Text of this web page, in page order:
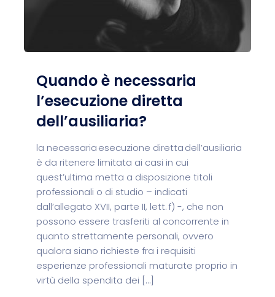
Quando è necessaria
l’esecuzione diretta
dell’ausiliaria?
la necessaria esecuzione diretta dell’ausiliaria
è da ritenere limitata ai casi in cui
quest’ultima metta a disposizione titoli
professionali o di studio – indicati
dall’allegato XVII, parte II, lett. f) -, che non
possono essere trasferiti al concorrente in
quanto strettamente personali, ovvero
qualora siano richieste fra i requisiti
esperienze professionali maturate proprio in
virtù della spendita dei […]